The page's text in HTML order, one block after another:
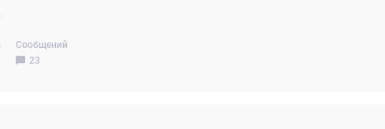
Сообщений
23